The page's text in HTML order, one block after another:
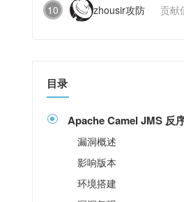
10 zhousir攻防 贡献
目录
 Apache Camel JMS 反
漏洞概述
影响版本
环境搭建